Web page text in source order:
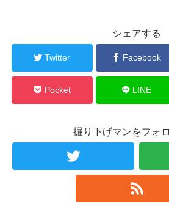
シェアする
Twitter Facebook
Pocket LINE
掘り下げマンをフォ